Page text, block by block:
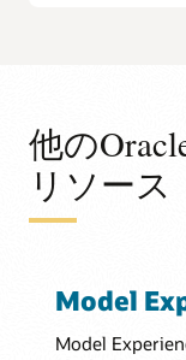
他の
リソース
Model
Model